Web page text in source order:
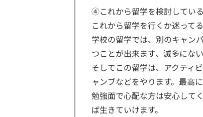
④これから留学を検討してい
これから留学を行くか迷って
学校の留学では、別のキャン
つことが出来ます、滅多にな
そしてこの留学は、アクティ
ャンブなどをやります。最高に
勉強面で心配な方は安心して
ば生きていけます。